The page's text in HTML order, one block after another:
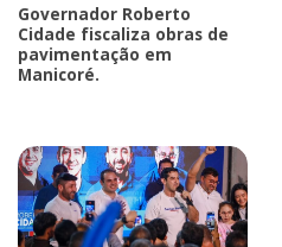
Governador Roberto
Cidade fiscaliza obras de
pavimentação em
Manicoré.